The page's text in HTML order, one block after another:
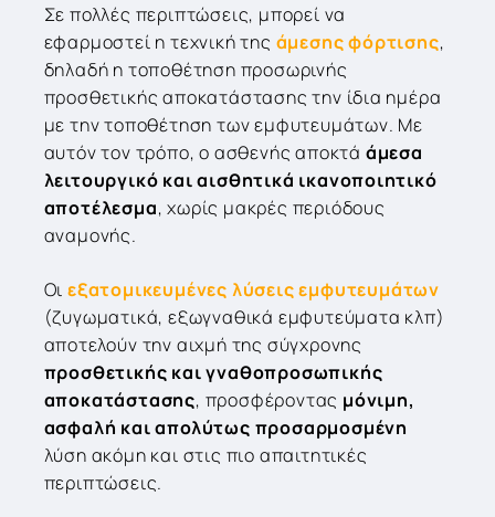
Σε πολλές περιπτώσεις, μπορεί να
εφαρμοστεί η τεχνική της άμεσης φόρτισης,
δηλαδή η τοποθέτηση προσωρινής
προσθετικής αποκατάστασης την ίδια ημέρα
με την τοποθέτηση των εμφυτευμάτων. Με
αυτόν τον τρόπο, ο ασθενής αποκτά άμεσα
λειτουργικό και αισθητικά ικανοποιητικό
αποτέλεσμα, χωρίς μακρές περιόδους
αναμονής.
Οι εξατομικευμένες λύσεις εμφυτευμάτων
(ζυγωματικά, εξωγναθικά εμφυτεύματα κλπ)
αποτελούν την αιχμή της σύγχρονης
προσθετικής και γναθοπροσωπικής
αποκατάστασης, προσφέροντας μόνιμη,
ασφαλή και απολύτως προσαρμοσμένη
λύση ακόμη και στις πιο απαιτητικές
περιπτώσεις.